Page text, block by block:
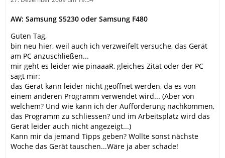
AW: Samsung S5230 oder Samsung F480
Guten Tag,
bin neu hier, weil auch ich verzweifelt versuche, das Gerät
am PC anzuschließen...
mir geht es leider wie pinaaaR, gleiches Zitat oder der PC
sagt mir:
das Gerät kann leider nicht geöffnet werden, da es von
einem anderen Programm verwendet wird... (Aber von
welchem? Und wie kann ich der Aufforderung nachkommen,
das Programm zu schliessen? und im Arbeitsplatz wird das
Gerät leider auch nicht angezeigt...)
Kann mir da jemand Tipps geben? Wollte sonst nächste
Woche das Gerät tauschen...Wäre ja aber schade!